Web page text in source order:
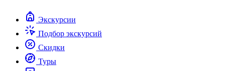
Экскурсии
Подбор экскурсий
Скидки
Туры